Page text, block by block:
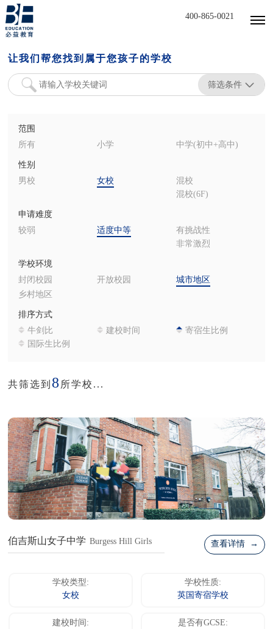
400-865-0021
让我们帮您找到属于您孩子的学校
筛选条件
范围
所有
小学 中学(初中+高中)
性别
男校
女校
混校
混校(6F)
申请难度
较弱
适度中等
有挑战性
非常激烈
学校环境
封闭校园
开放校园
城市地区
乡村地区
排序方式
牛剑比
建校时间
寄宿生比例
国际生比例
共筛选到 8 所学校...
伯吉斯山女子中学 Burgess Hill Girls 查看详情 →
学校类型:
女校
学校性质:
英国寄宿学校
建校时间:
是否有GCSE: